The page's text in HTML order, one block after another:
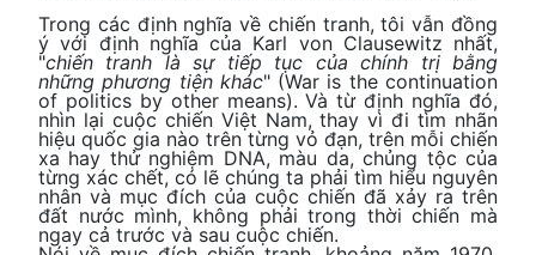
Trong các định nghĩa về chiến tranh, tôi vẫn đồng
ý với định nghĩa của Karl von Clausewitz nhất,
"chiến tranh là sự tiếp tục của chính trị bằng
những phương tiện khác" (War is the continuation
of politics by other means). Và từ định nghĩa đó,
nhìn lại cuộc chiến Việt Nam, thay vì đi tìm nhãn
hiệu quốc gia nào trên từng vỏ đạn, trên mỗi chiến
xa hay thử nghiệm DNA, màu da, chủng tộc của
từng xác chết, có lẽ chúng ta phải tìm hiểu nguyên
nhân và mục đích của cuộc chiến đã xảy ra trên
đất nước mình, không phải trong thời chiến mà
ngay cả trước và sau cuộc chiến.